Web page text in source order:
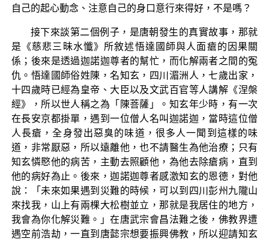
自己的起心動念、注意自己的身口意行來得好，不是嗎？
接下來談第二個例子，是唐朝發生的真實故事，那就
是《慈悲三昧水懺》所敘述悟達國師與人面瘡的因果關
係；後來是透過迦諾迦尊者的幫忙，而化解兩者之間的冤
仇。悟達國師俗姓陳，名知玄，四川湄洲人，七歲出家，
十四歲時已經為皇帝、大臣以及文武百官等人講解《涅槃
經》，所以世人稱之為「陳菩薩」。知玄年少時，有一次
在長安京都掛單，遇到一位僧人名叫迦諾迦，當時這位僧
人長瘡，全身發出惡臭的味道，很多人一聞到這樣的味
道，非常厭惡，所以遠離他，也不請醫生為他治療；只有
知玄憐愍他的病苦，主動去照顧他，為他去除瘡病，直到
他的病好為止。後來，迦諾迦尊者感激知玄的恩德，對他
說：「未來如果遇到災難的時候，可以到四川彭州九隴山
來找我，山上有兩棵大松樹並立，那就是我居住的地方，
我會為你化解災難。」在唐武宗會昌法難之後，佛教界遭
遇空前浩劫，一直到唐懿宗想要振興佛教，所以迎請知玄